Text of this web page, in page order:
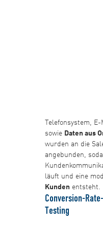
Telefonsystem,
sowie Daten aus
wurden an die
angebunden,
läuft und eine
Kunden entsteht.
Conversion-
Testing